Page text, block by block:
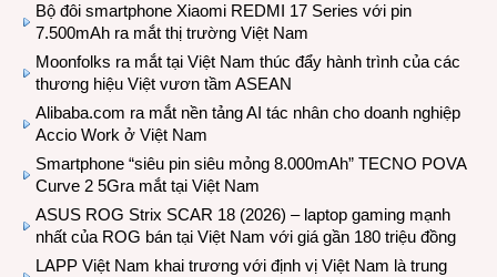
Bộ đôi smartphone Xiaomi REDMI 17 Series với pin
7.500mAh ra mắt thị trường Việt Nam
Moonfolks ra mắt tại Việt Nam thúc đẩy hành trình của các
thương hiệu Việt vươn tầm ASEAN
Alibaba.com ra mắt nền tảng AI tác nhân cho doanh nghiệp
Accio Work ở Việt Nam
Smartphone “siêu pin siêu mỏng 8.000mAh” TECNO POVA
Curve 2 5Gra mắt tại Việt Nam
ASUS ROG Strix SCAR 18 (2026) – laptop gaming mạnh
nhất của ROG bán tại Việt Nam với giá gần 180 triệu đồng
LAPP Việt Nam khai trương với định vị Việt Nam là trung